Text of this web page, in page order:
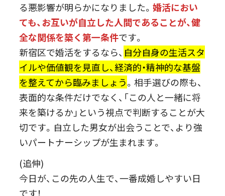
る悪影響が明らかになりました。婚活におい
ても、お互いが自立した人間であることが、健
全な関係を築く第一条件です。
新宿区で婚活をするなら、 自分自身の生活スタ
イルや価値観を見直し、経済的・精神的な基盤
を整えてから臨みましょう。相手選びの際も、
表面的な条件だけでなく、「この人と一緒に将
来を築けるか」という視点で判断することが大
切です。自立した男女が出会うことで、より強
いパートナーシップが生まれます。
(追伸)
今日が、この先の人生で、一番成婚しやすい日
です！